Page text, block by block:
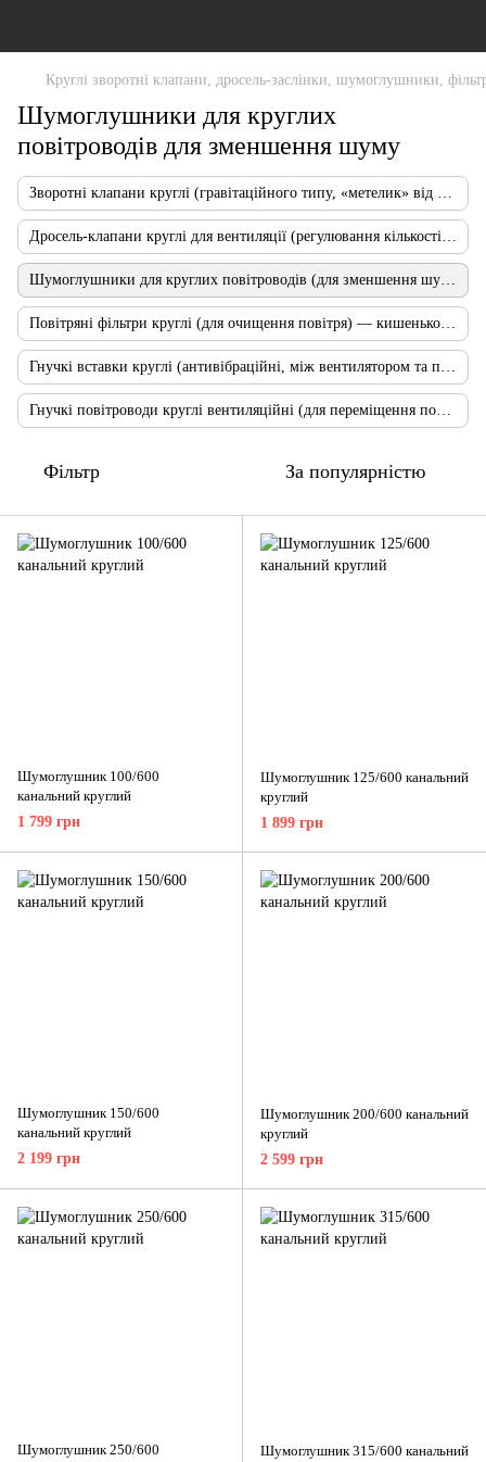
Круглі зворотні клапани, дросель-заслінки, шумоглушники,
Шумоглушники для круглих
повітроводів для зменшення шуму
Зворотні клапани круглі (гравітаційного типу, «метелик» від зворотньої тяги)
Дросель-клапани круглі для вентиляції (регулювання кількості повітря)
Шумоглушники для круглих повітроводів (для зменшення шуму)
Повітряні фільтри круглі (для очищення повітря) — кишенькові, касетні, жирові
Гнучкі вставки круглі (антивібраційні, між вентилятором та повітроводом)
Гнучкі повітроводи круглі вентиляційні (для переміщення повітря)
Фільтр За популярністю
Шумоглушник 100/600
канальний круглий
1 799 грн
Шумоглушник 125/600 канальний
круглий
1 899 грн
Шумоглушник 150/600
канальний круглий
2 199 грн
Шумоглушник 200/600 канальний
круглий
2 599 грн
Шумоглушник 250/600
Шумоглушник 315/600 канальний